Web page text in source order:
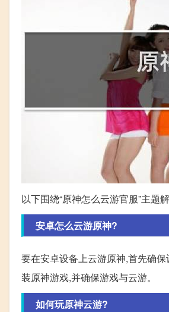
以下围绕“原神怎么云游官服”主题
安卓怎么云游原神?
要在安卓设备上云游原神,首先确
装原神游戏,并确保游戏与云游。
如何玩原神云游?